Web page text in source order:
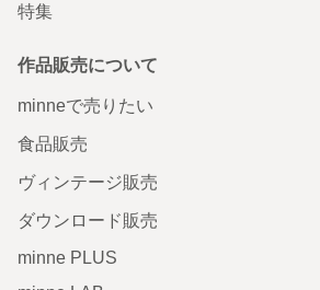
特集
作品販売について
minneで売りたい
食品販売
ヴィンテージ販売
ダウンロード販売
minne PLUS